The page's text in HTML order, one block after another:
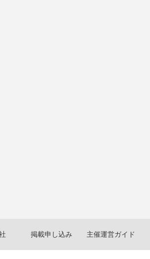
掲載申し込み 主催運営ガイド